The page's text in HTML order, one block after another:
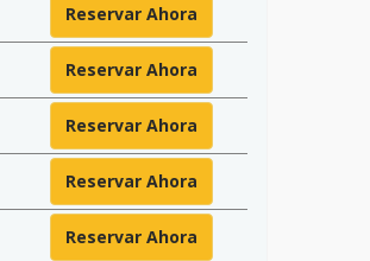
Reservar Ahora
Reservar Ahora
Reservar Ahora
Reservar Ahora
Reservar Ahora